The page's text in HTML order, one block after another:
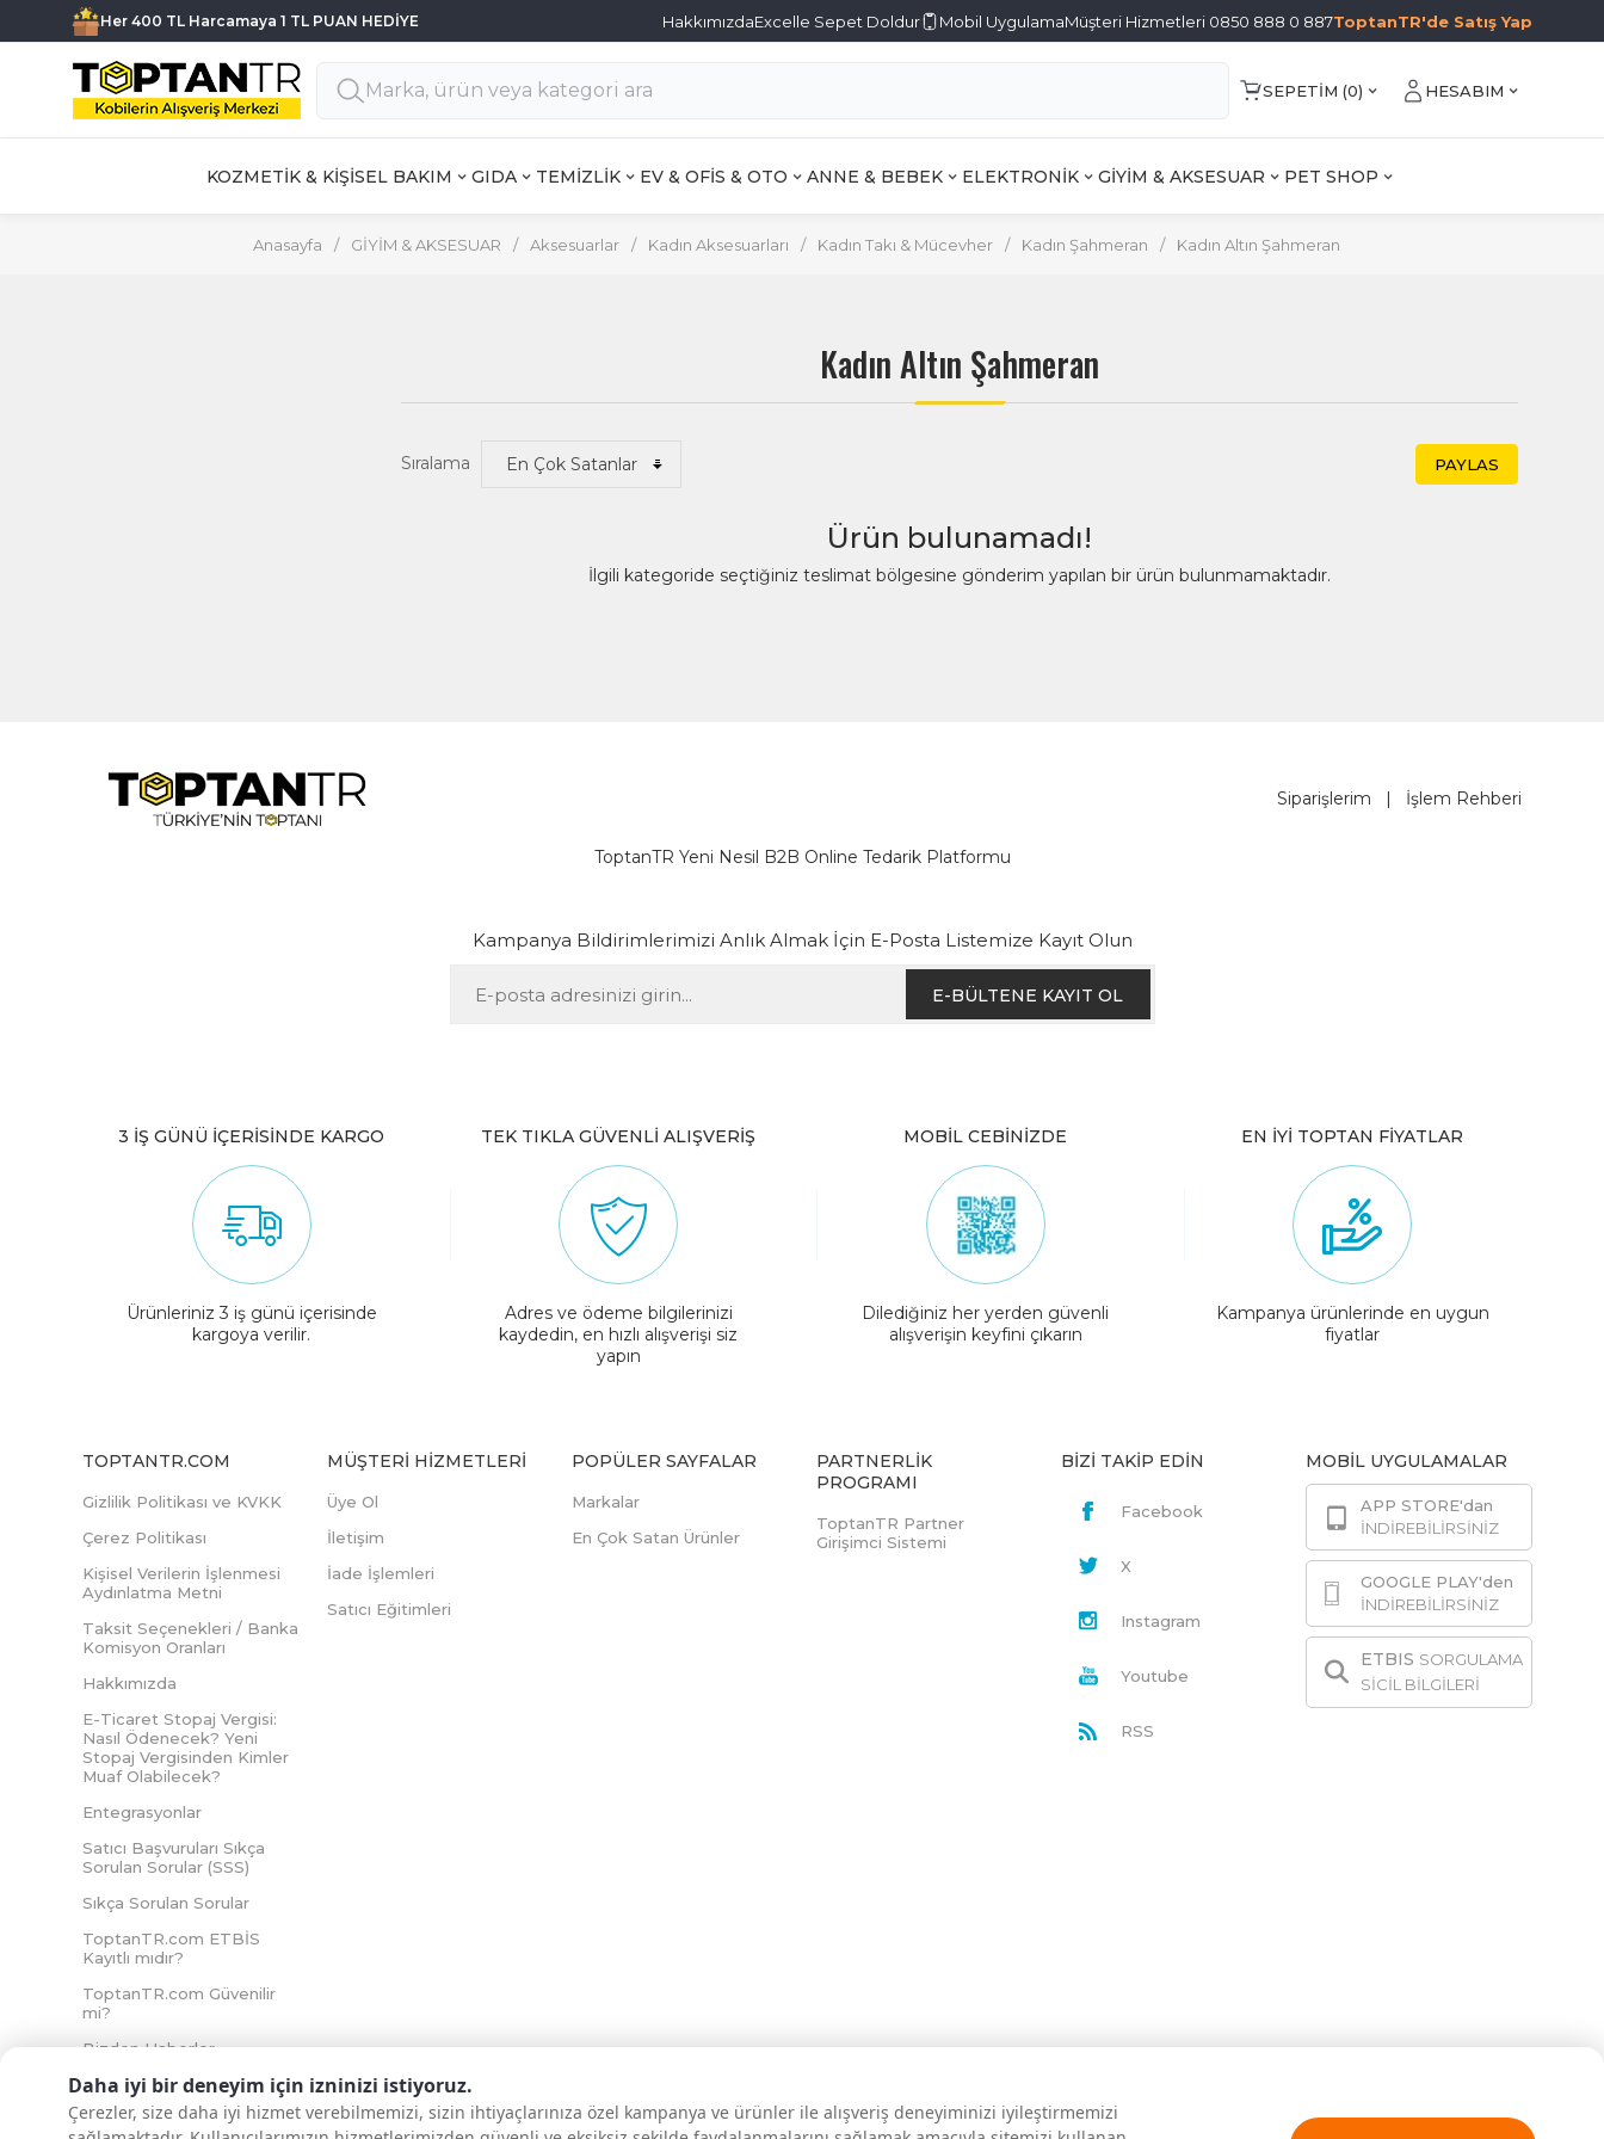
Daha iyi bir deneyim için izninizi istiyoruz.
Çerezler, size daha iyi hizmet verebilmemizi, sizin ihtiyaçlarınıza özel kampanya ve ürünler ile alışveriş deneyiminizi iyileştirmemizi
Her 400 TL Harcamaya 1 TL PUAN HEDİYE HakkımızdaExcelle Sepet Doldur Mobil UygulamaMüşteri Hizmetleri 0850 888 0 887ToptanTR'de Satış Yap
SEPETIM (0) HESABIM
KOZMETİK & KİŞİSEL BAKIM GIDA TEMİZLİK EV & OFİS & OTO ANNE & BEBEK ELEKTRONİK GİYİM & AKSESUAR PET SHOP
Anasayfa / GİYİM & AKSESUAR / Aksesuarlar / Kadın Aksesuarları / Kadın Takı & Mücevher / Kadın Şahmeran / Kadın Altın Şahmeran
Kadın Altın Şahmeran
Sıralama PAYLAS
Ürün bulunamadı!
İlgili kategoride seçtiğiniz teslimat bölgesine gönderim yapılan bir ürün bulunmamaktadır.
Siparişlerim İşlem Rehberi
ToptanTR Yeni Nesil B2B Online Tedarik Platformu
Kampanya Bildirimlerimizi Anlık Almak İçin E-Posta Listemize Kayıt Olun
E-BÜLTENE KAYIT OL
3 İŞ GÜNÜ İÇERİSİNDE KARGO
Ürünleriniz 3 iş günü içerisinde
kargoya verilir.
TEK TIKLA GÜVENLİ ALIŞVERİŞ
Adres ve ödeme bilgilerinizi
kaydedin, en hızlı alışverişi siz
yapın
MOBİL CEBİNİZDE
Dilediğiniz her yerden güvenli
alışverişin keyfini çıkarın
EN İYİ TOPTAN FİYATLAR
Kampanya ürünlerinde en uygun
fiyatlar
TOPTANTR.COM
Gizlilik Politikası ve KVKK
Çerez Politikası
Kişisel Verilerin İşlenmesi
Aydınlatma Metni
Taksit Seçenekleri / Banka
Komisyon Oranları
Hakkımızda
E-Ticaret Stopaj Vergisi:
Nasıl Ödenecek? Yeni
Stopaj Vergisinden Kimler
Muaf Olabilecek?
Entegrasyonlar
Satıcı Başvuruları Sıkça
Sorulan Sorular (SSS)
Sıkça Sorulan Sorular
ToptanTR.com ETBİS
Kayıtlı mıdır?
ToptanTR.com Güvenilir
mi?
Bizden Haberler
MÜŞTERI HIZMETLERI
Üye Ol
İletişim
İade İşlemleri
Satıcı Eğitimleri
POPÜLER SAYFALAR
Markalar
En Çok Satan Ürünler
PARTNERLIK
PROGRAMI
ToptanTR Partner
Girişimci Sistemi
BİZİ TAKİP EDİN
Facebook
X
Instagram
Youtube
RSS
MOBİL UYGULAMALAR
APP STORE'dan
İNDİREBİLİRSİNİZ
GOOGLE PLAY'den
İNDİREBİLİRSİNİZ
ETBIS SORGULAMA
SİCİL BİLGİLERİ